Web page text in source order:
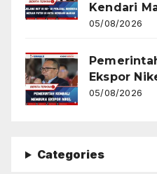
Kendari
05/08/2026
Ekspor
05/08/2026
Categories